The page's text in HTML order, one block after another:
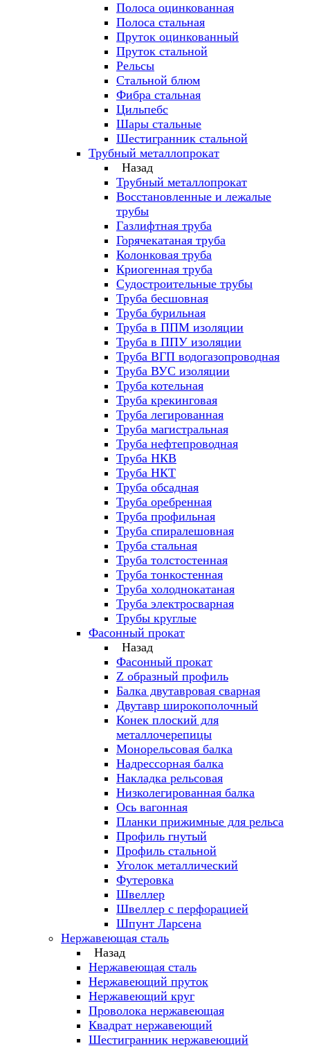
Полоса оцинкованная
Полоса стальная
Пруток оцинкованный
Пруток стальной
Рельсы
Стальной блюм
Фибра стальная
Цильпебс
Шары стальные
Шестигранник стальной
Трубный металлопрокат
Назад
Трубный металлопрокат
Восстановленные и лежалые
трубы
Газлифтная труба
Горячекатаная труба
Колонковая труба
Криогенная труба
Судостроительные трубы
Труба бесшовная
Труба бурильная
Труба в ППМ изоляции
Труба в ППУ изоляции
Труба ВГП водогазопроводная
Труба ВУС изоляции
Труба котельная
Труба крекинговая
Труба легированная
Труба магистральная
Труба нефтепроводная
Труба НКВ
Труба НКТ
Труба обсадная
Труба оребренная
Труба профильная
Труба спиралешовная
Труба стальная
Труба толстостенная
Труба тонкостенная
Труба холоднокатаная
Труба электросварная
Трубы круглые
Фасонный прокат
Назад
Фасонный прокат
Z образный профиль
Балка двутавровая сварная
Двутавр широкополочный
Конек плоский для
металлочерепицы
Монорельсовая балка
Надрессорная балка
Накладка рельсовая
Низколегированная балка
Ось вагонная
Планки прижимные для рельса
Профиль гнутый
Профиль стальной
Уголок металлический
Футеровка
Швеллер
Швеллер с перфорацией
Шпунт Ларсена
Нержавеющая сталь
Назад
Нержавеющая сталь
Нержавеющий пруток
Нержавеющий круг
Проволока нержавеющая
Квадрат нержавеющий
Шестигранник нержавеющий